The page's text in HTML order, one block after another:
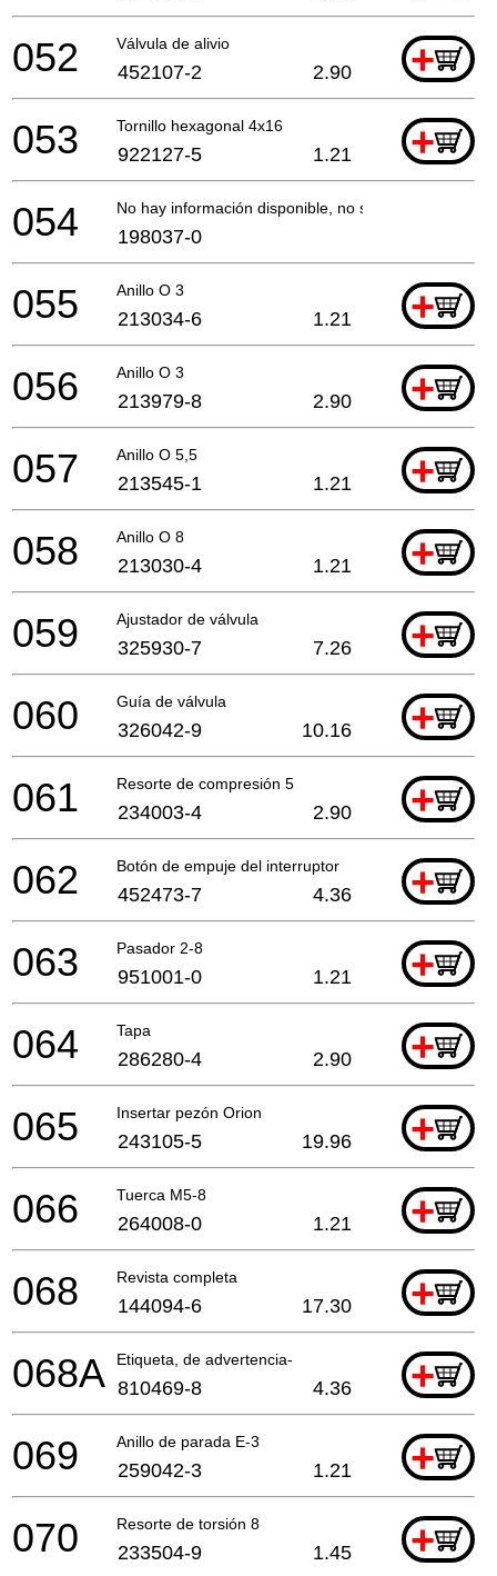
Válvula de alivio +
052 452107-2 2.90
Tornillo hexagonal 4x16 +
053 922127-5 1.21
No hay información disponible, no se puede pedir
054 198037-0
Anillo O 3 +
055 213034-6 1.21
Anillo O 3 +
056 213979-8 2.90
Anillo O 5,5 +
057 213545-1 1.21
Anillo O 8 +
058 213030-4 1.21
Ajustador de válvula +
059 325930-7 7.26
Guía de válvula +
060 326042-9 10.16
Resorte de compresión 5 +
061 234003-4 2.90
Botón de empuje del interruptor +
062 452473-7 4.36
Pasador 2-8 +
063 951001-0 1.21
Tapa +
064 286280-4 2.90
Insertar pezón Orion +
065 243105-5 19.96
Tuerca M5-8 +
066 264008-0 1.21
Revista completa +
068 144094-6 17.30
Etiqueta, de advertencia- +
068A 810469-8 4.36
Anillo de parada E-3 +
069 259042-3 1.21
Resorte de torsión 8 +
070 233504-9 1.45